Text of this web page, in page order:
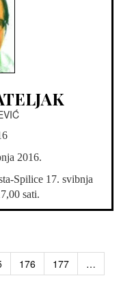
2016.
Spilice 17. svibnja
sati.
176 177
…